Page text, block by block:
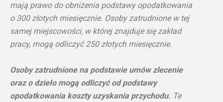
mają prawo do obniżenia podstawy opodatkowania
o 300 złotych miesięcznie. Osoby zatrudnione w tej
samej miejscowości, w której znajduje się zakład
pracy, mogą odliczyć 250 złotych miesięcznie.
Osoby zatrudnione na podstawie umów zlecenie
oraz o dzieło mogą odliczyć od podstawy
opodatkowania koszty uzyskania przychodu. Te